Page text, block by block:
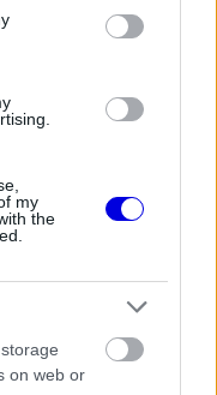
my
the
on web or
kérő
hogy a
„Az F1 sikere
számától
és nehézkes
színvonalú